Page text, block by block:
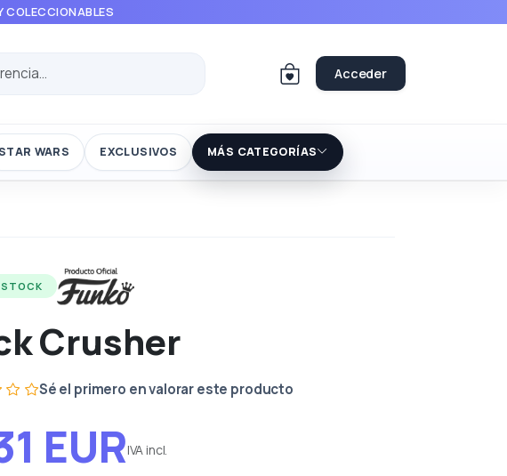
COLECCIONABLES
Acceder
WARS EXCLUSIVOS MÁS CATEGORÍAS
Crusher
Sé el primero en valorar este producto
EURIVA incl.